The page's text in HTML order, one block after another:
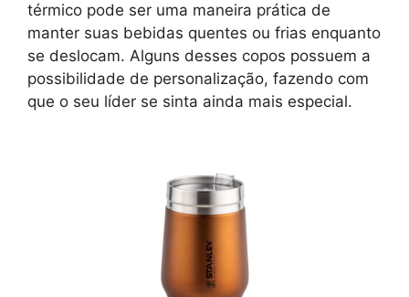
térmico pode ser uma maneira prática de
manter suas bebidas quentes ou frias enquanto
se deslocam. Alguns desses copos possuem a
possibilidade de personalização, fazendo com
que o seu líder se sinta ainda mais especial.